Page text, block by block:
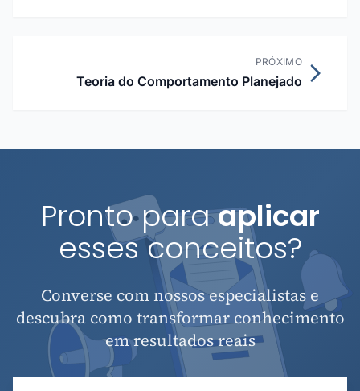
PRÓXIMO
Teoria do Comportamento Planejado
Pronto paraaplicar
esses conceitos?
Converse com nossos especialistas e
descubra como transformar conhecimento
em resultados reais